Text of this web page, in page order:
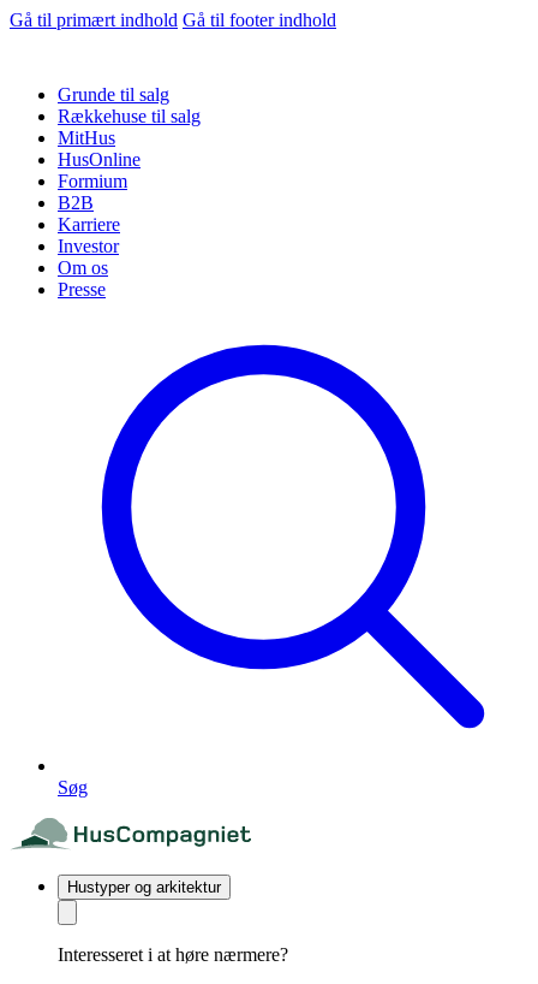
Gå til primært indhold Gå til footer indhold
Grunde til salg
Rækkehuse til salg
MitHus
HusOnline
Formium
B2B
Karriere
Investor
Om os
Presse
Søg
Hustyper og arkitektur
Interesseret i at høre nærmere?